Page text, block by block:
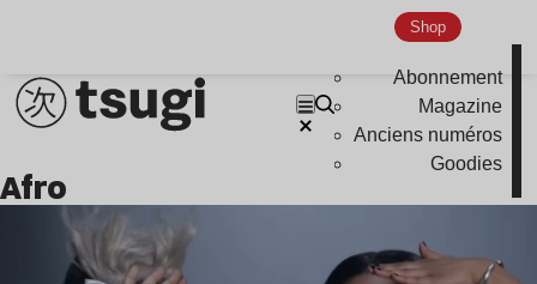
Shop
Abonnement
Magazine
Anciens numéros
Goodies
afro